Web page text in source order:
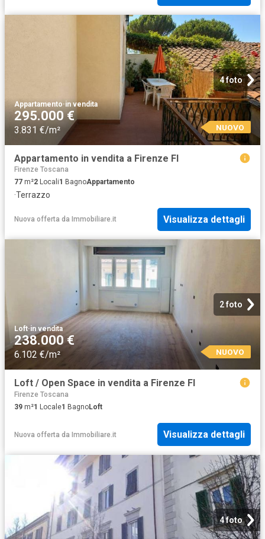
4 foto
Appartamento·in vendita
295.000 €
3.831 €/m² NUOVO
Appartamento in vendita a Firenze FI
Firenze Toscana
77 m²2 Locali1 BagnoAppartamento
·Terrazzo
Nuova offerta da Immobiliare.it Visualizza dettagli
2 foto
Loft·in vendita
238.000 €
6.102 €/m² NUOVO
Loft / Open Space in vendita a Firenze FI
Firenze Toscana
39 m²1 Locale1 BagnoLoft
Nuova offerta da Immobiliare.it Visualizza dettagli
4 foto